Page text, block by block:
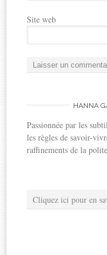
Site web
HANNA
Passionnée par les
les règles de savoir-
raffinements de la
Cliquez ici pour en